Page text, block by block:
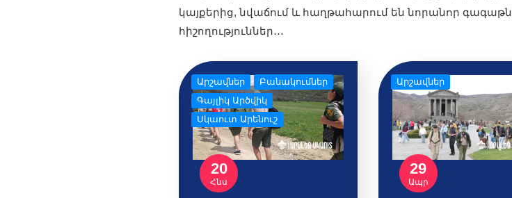
կայքերից, նվաճում և հաղթահարում են նորանոր
հիշողություններ․․․
20
Հնս
Արշավներ
Բանակումներ
Գայլիկ Արծվիկ
Սկաուտ Արենուշ
29
Ապր
Արշավներ